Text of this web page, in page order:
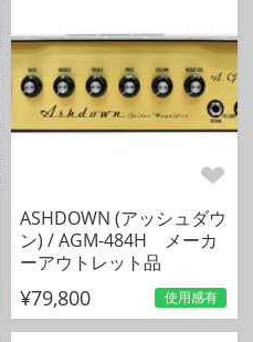
ASHDOWN (アッシュダウ
ン) / AGM-484H メーカ
ーアウトレット品
¥79,800 使用感有